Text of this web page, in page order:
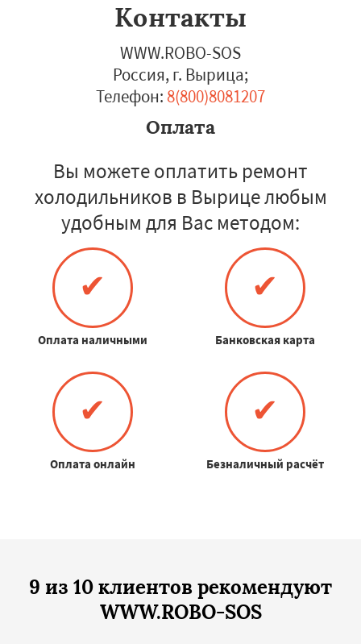
Контакты
WWW.ROBO-SOS
Россия, г. Вырица;
Телефон: 8(800)8081207
Оплата
Вы можете оплатить ремонт
холодильников в Вырице любым
удобным для Вас методом:
✔
Оплата наличными
✔
Банковская карта
✔
Оплата онлайн
✔
Безналичный расчёт
9 из 10 клиентов рекомендуют
WWW.ROBO-SOS